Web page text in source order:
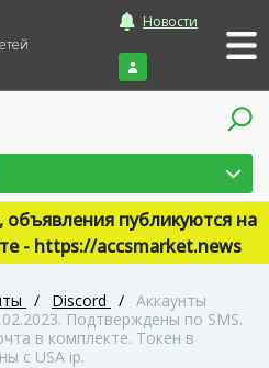
Новости
Войти
публикуются на
- https://accsmarket.news
/ Discord / Аккаунты
Подтверждены по SMS.
в комплекте. Токен в
с USA ip.